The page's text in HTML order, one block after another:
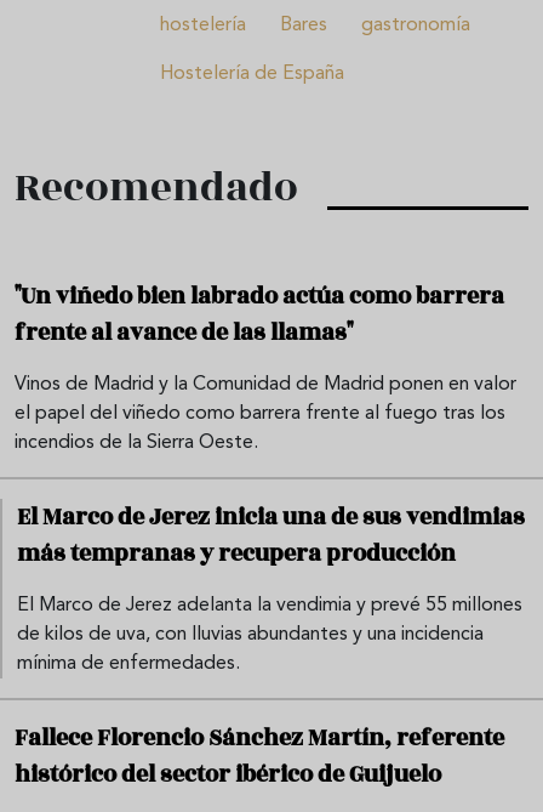
hostelería Bares gastronomía
Hostelería de España
Recomendado
"Un viñedo bien labrado actúa como barrera
frente al avance de las llamas"
Vinos de Madrid y la Comunidad de Madrid ponen en valor
el papel del viñedo como barrera frente al fuego tras los
incendios de la Sierra Oeste.
El Marco de Jerez inicia una de sus vendimias
más tempranas y recupera producción
El Marco de Jerez adelanta la vendimia y prevé 55 millones
de kilos de uva, con lluvias abundantes y una incidencia
mínima de enfermedades.
Fallece Florencio Sánchez Martín, referente
histórico del sector ibérico de Guijuelo